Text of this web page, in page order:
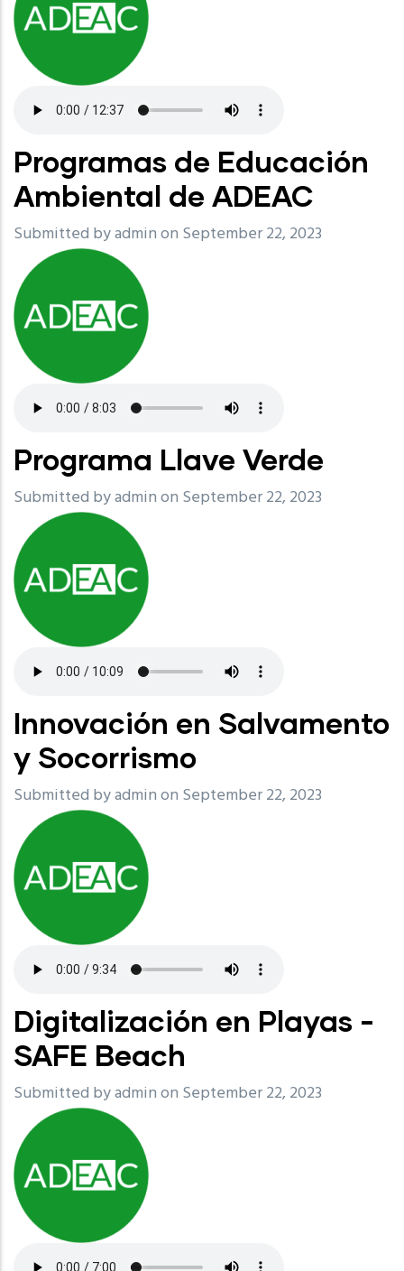
Programas de Educación
Ambiental de ADEAC
Submitted byadminon September 22, 2023
Programa Llave Verde
Submitted byadminon September 22, 2023
Innovación en Salvamento
y Socorrismo
Submitted byadminon September 22, 2023
Digitalización en Playas -
SAFE Beach
Submitted byadminon September 22, 2023